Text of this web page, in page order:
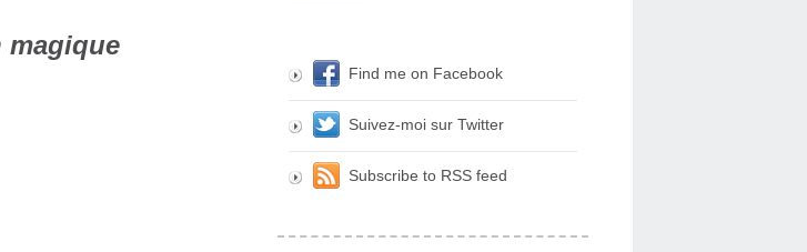
magique
Find me on Facebook
Suivez-moi sur Twitter
Subscribe to RSS feed